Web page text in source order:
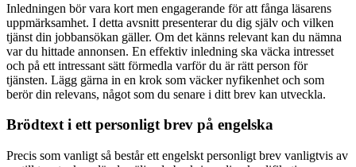
Inledningen bör vara kort men engagerande för att fånga läsarens
uppmärksamhet. I detta avsnitt presenterar du dig själv och vilken
tjänst din jobbansökan gäller. Om det känns relevant kan du nämna
var du hittade annonsen. En effektiv inledning ska väcka intresset
och på ett intressant sätt förmedla varför du är rätt person för
tjänsten. Lägg gärna in en krok som väcker nyfikenhet och som
berör din relevans, något som du senare i ditt brev kan utveckla.
Brödtext i ett personligt brev på engelska
Precis som vanligt så består ett engelskt personligt brev vanligtvis av